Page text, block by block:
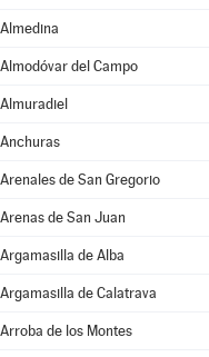
Almedina
Almodóvar del Campo
Almuradiel
Anchuras
Arenales de San Gregorio
Arenas de San Juan
Argamasilla de Alba
Argamasilla de Calatrava
Arroba de los Montes